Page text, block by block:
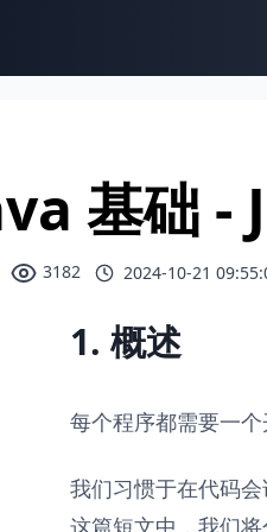
基础 -
3182 2024-10-21
1. 概述
每个程序都需要一
我们习惯于在代码
这篇短文中，我们